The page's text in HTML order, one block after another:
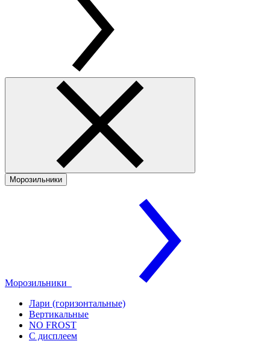
Морозильники
Морозильники
Лари (горизонтальные)
Вертикальные
NO FROST
С дисплеем